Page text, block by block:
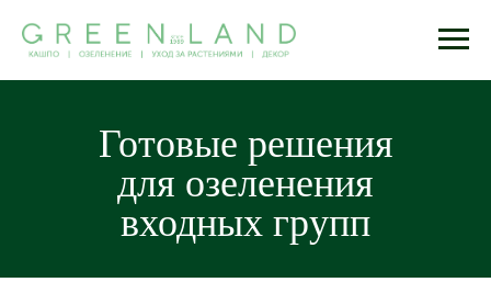
Готовые решения
для озеленения
входных групп